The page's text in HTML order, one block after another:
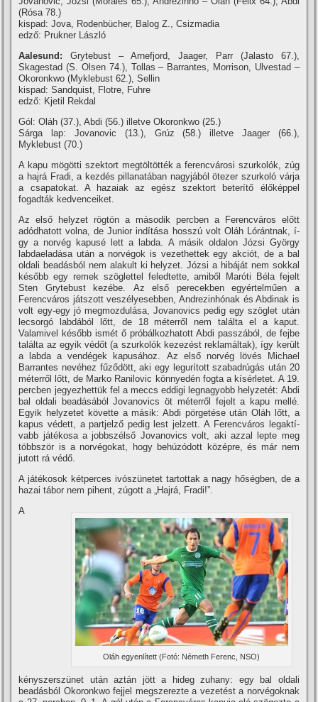
(Rósa 78.)
kispad: Jova, Rodenbücher, Balog Z., Csizmadia
edző: Prukner László
Aalesund: Grytebust – Arnefjord, Jaager, Parr (Jalasto 67.),
Skagestad (S. Olsen 74.), Tollas – Barrantes, Morrison, Ulvestad –
Okoronkwo (Myklebust 62.), Sellin
kispad: Sandquist, Flotre, Fuhre
edző: Kjetil Rekdal
Gól: Oláh (37.), Abdi (56.) illetve Okoronkwo (25.)
Sárga lap: Jovanovic (13.), Grúz (58.) illetve Jaager (66.),
Myklebust (70.)
A kapu mögötti szektort megtöltötték a ferencvárosi szurkolók, zúg
a hajrá Fradi, a kezdés pillanatában nagyjából ötezer szurkoló várja
a csapatokat. A hazaiak az egész szektort beterí­tő élőképpel
fogadták kedvenceiket.
Az első helyzet rögtön a második percben a Ferencváros előtt
adódhatott volna, de Junior indí­tása hosszú volt Oláh Lórántnak, í­
gy a norvég kapusé lett a labda. A másik oldalon Józsi György
labdaeladása után a norvégok is vezethettek egy akciót, de a bal
oldali beadásból nem alakult ki helyzet. Józsi a hibáját nem sokkal
később egy remek szöglettel feledtette, amiből Maróti Béla fejelt
Sten Grytebust kezébe. Az első perecekben egyértelműen a
Ferencváros játszott veszélyesebben, Andrezinhónak és Abdinak is
volt egy-egy jó megmozdulása, Jovanovics pedig egy szöglet után
lecsorgó labdából lőtt, de 18 méterről nem találta el a kaput.
Valamivel később ismét ő próbálkozhatott Abdi passzából, de fejbe
találta az egyik védőt (a szurkolók kezezést reklamáltak), í­gy került
a labda a vendégek kapusához. Az első norvég lövés Michael
Barrantes nevéhez fűződött, aki egy legurí­tott szabadrúgás után 20
méterről lőtt, de Marko Ranilovic könnyedén fogta a kí­sérletet. A 19.
percben jegyezhettük fel a meccs eddigi legnagyobb helyzetét: Abdi
bal oldali beadásából Jovanovics öt méterről fejelt a kapu mellé.
Egyik helyzetet követte a másik: Abdi pörgetése után Oláh lőtt, a
kapus védett, a partjelző pedig lest jelzett. A Ferencváros legaktí­
vabb játékosa a jobbszélső Jovanovics volt, aki azzal lepte meg
többször is a norvégokat, hogy behúzódott középre, és már nem
jutott rá védő.
A játékosok kétperces ivószünetet tartottak a nagy hőségben, de a
hazai tábor nem pihent, zúgott a „Hajrá, Fradi!”.
Oláh egyenlí­tett (Fotó: Németh Ferenc, NSO)
A
kényszerszünet után aztán jött a hideg zuhany: egy bal oldali
beadásból Okoronkwo fejjel megszerezte a vezetést a norvégoknak